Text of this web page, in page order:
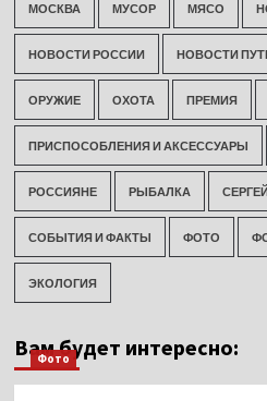
МОСКВА МУСОР МЯСО
НОВОСТИ РОССИИ НОВОСТИ
ОРУЖИЕ ОХОТА ПРЕМИЯ
ПРИСПОСОБЛЕНИЯ И АКСЕССУАРЫ
РОССИЯНЕ РЫБАЛКА
СОБЫТИЯ И ФАКТЫ ФОТО
ЭКОЛОГИЯ
Вам будет интересно:
Фото